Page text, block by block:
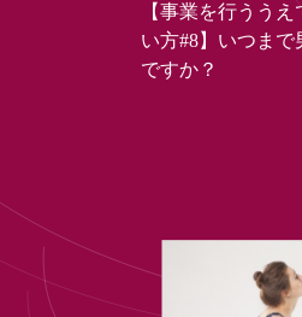
【事業を行うう
い方#8】いつま
ですか？